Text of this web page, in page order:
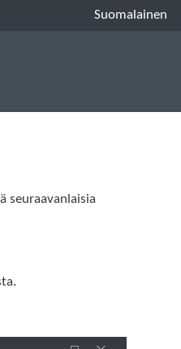
Suomalainen
seuraavanlaisia